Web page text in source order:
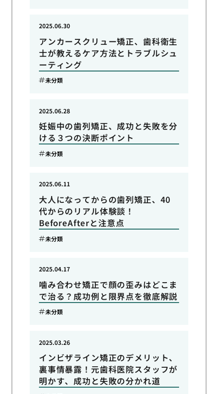
アンカースクリュー矯正、歯科衛生
士が教えるケア方法とトラブルシュ
ーティング
2025.06.30
未分類
妊娠中の歯列矯正、成功と失敗を分
ける３つの決断ポイント
2025.06.28
未分類
大人になってからの歯列矯正、40
代からのリアル体験談！
BeforeAfterと注意点
2025.06.11
未分類
噛み合わせ矯正で顔の歪みはどこま
で治る？成功例と限界点を徹底解説
2025.04.17
未分類
インビザライン矯正のデメリット、
裏事情暴露！元歯科医院スタッフが
明かす、成功と失敗の分かれ道
2025.03.26